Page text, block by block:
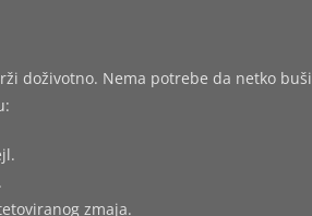
doživotno. Nema potrebe da netko
zmaja.